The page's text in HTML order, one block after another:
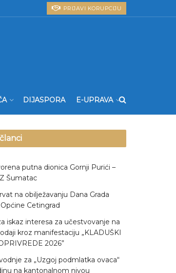
PRIJAVI KORUPCIJU
DIJASPORA E-UPRAVA
putna dionica Gornji Purići –
Šumatac
na obilježavanju Dana Grada
Cetingrad
iskaz interesa za učestvovanje na
kroz manifestaciju „KLADUŠKI
2026”
za „Uzgoj podmlatka ovaca“
na kantonalnom nivou